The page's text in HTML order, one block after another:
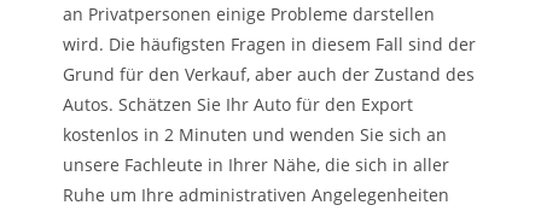
an Privatpersonen einige Probleme darstellen
wird. Die häufigsten Fragen in diesem Fall sind der
Grund für den Verkauf, aber auch der Zustand des
Autos. Schätzen Sie Ihr Auto für den Export
kostenlos in 2 Minuten und wenden Sie sich an
unsere Fachleute in Ihrer Nähe, die sich in aller
Ruhe um Ihre administrativen Angelegenheiten